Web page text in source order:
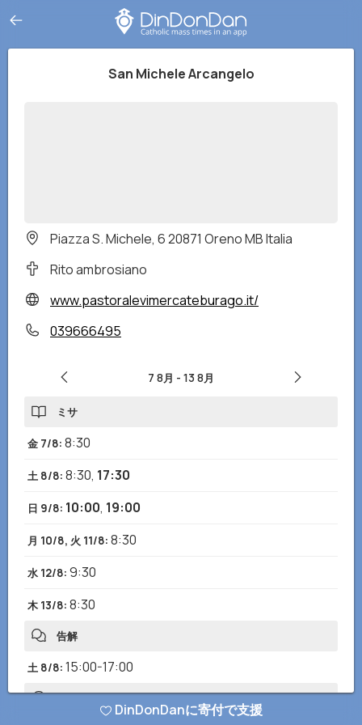
San Michele Arcangelo
Piazza S. Michele, 6 20871 Oreno MB Italia
Rito ambrosiano
www.pastoralevimercateburago.it/
039666495
7 8月 - 13 8月
ミサ
金 7/8: 8:30
土 8/8: 8:30, 17:30
日 9/8: 10:00, 19:00
月 10/8, 火 11/8: 8:30
水 12/8: 9:30
木 13/8: 8:30
告解
土 8/8: 15:00-17:00
開館時間
DinDonDanに寄付で支援